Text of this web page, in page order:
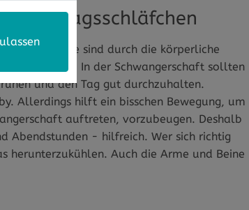
Mittagsschläfchen
Schwangere sind durch die körperliche
werden. In der Schwangerschaft sollten
und den Tag gut durchzuhalten.
Allerdings hilft ein bisschen Bewegung, um
auftreten, vorzubeugen. Deshalb
Abendstunden - hilfreich. Wer sich richtig
herunterzukühlen. Auch die Arme und Beine